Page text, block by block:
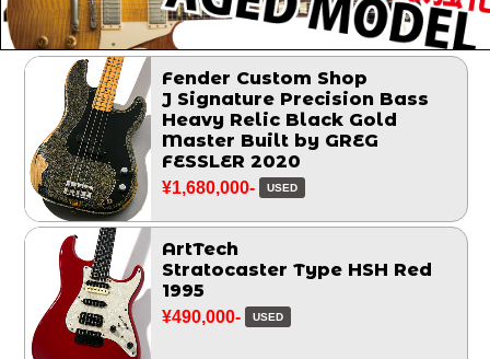
Fender Custom Shop
J Signature Precision Bass
Heavy Relic Black Gold
Master Built by GREG
FESSLER 2020
¥1,680,000- USED
ArtTech
Stratocaster Type HSH Red
1995
¥490,000- USED